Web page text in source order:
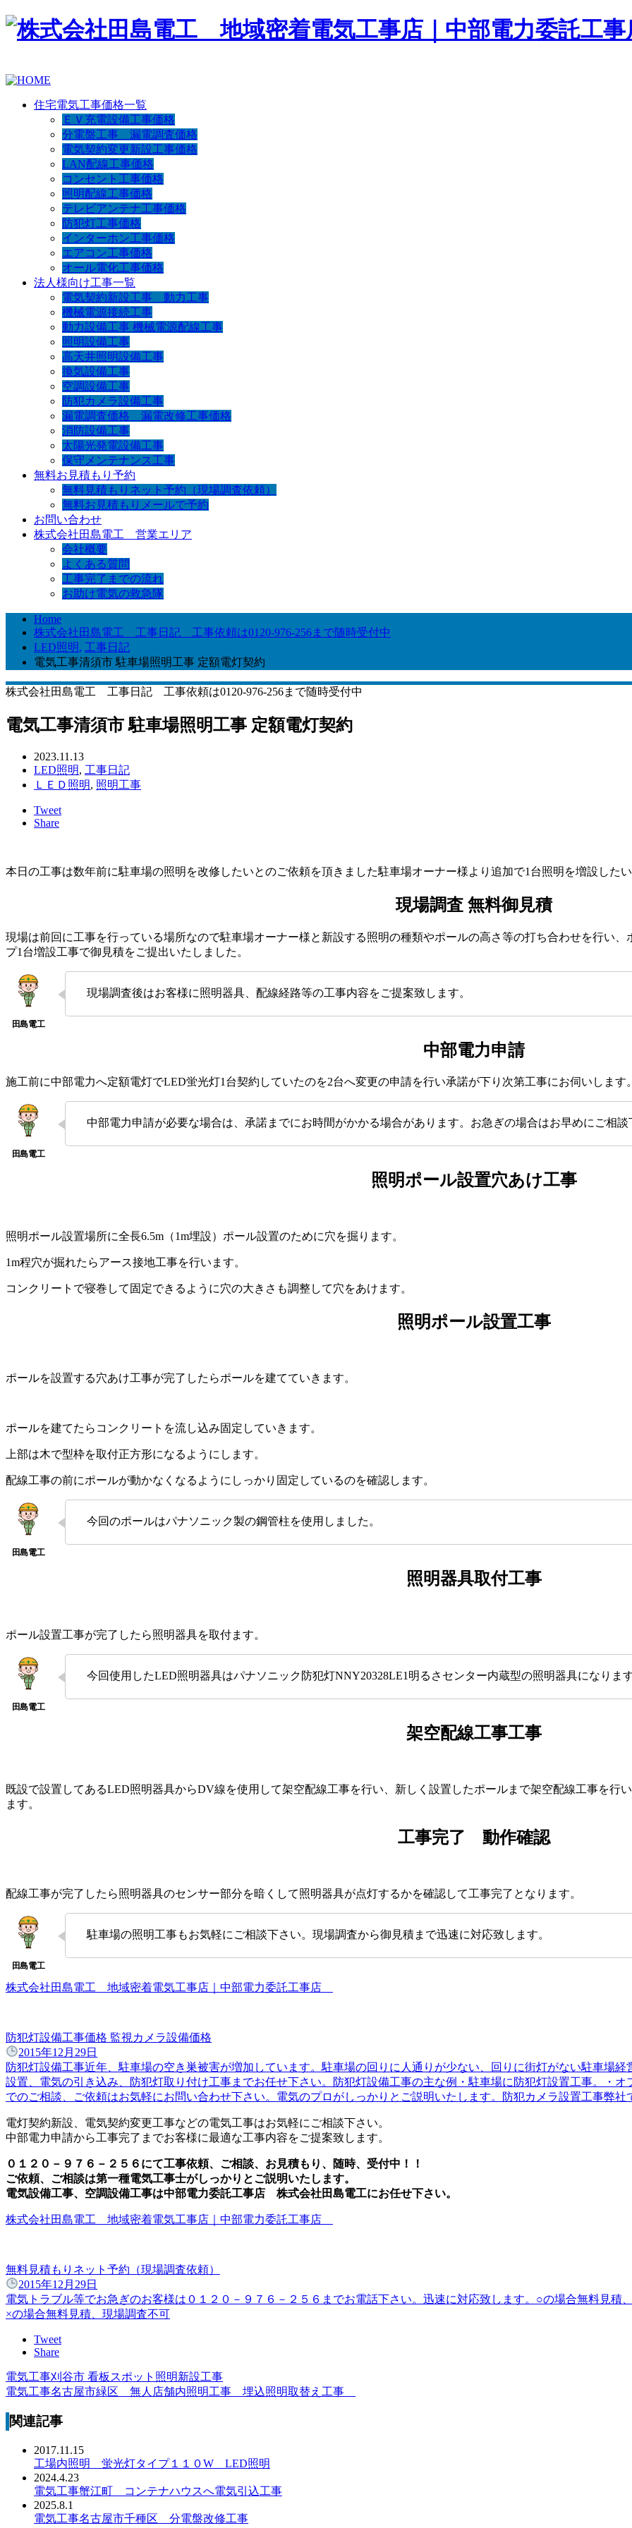
住宅電気工事価格一覧
ＥＶ充電設備工事価格
分電盤工事 漏電調査価格
電気契約変更新設工事価格
LAN配線工事価格
コンセント工事価格
照明配線工事価格
テレビアンテナ工事価格
防犯灯工事価格
インターホン工事価格
エアコン工事価格
オール電化工事価格
法人様向け工事一覧
電気契約新設工事 動力工事
機械電源接続工事
動力設備工事 機械電源配線工事
照明設備工事
高天井照明設備工事
換気設備工事
空調設備工事
防犯カメラ設備工事
漏電調査価格 漏電改修工事価格
消防設備工事
太陽光発電設備工事
保守メンテナンス工事
無料お見積もり予約
無料見積もりネット予約（現場調査依頼）
無料お見積もりメールで予約
お問い合わせ
株式会社田島電工 営業エリア
会社概要
よくある質問
工事完了までの流れ
お助け電気の救急隊
Home
株式会社田島電工 工事日記 工事依頼は0120-976-256まで随時受付中
LED照明, 工事日記
電気工事清須市 駐車場照明工事 定額電灯契約
株式会社田島電工 工事日記 工事依頼は0120-976-256まで随時受付中
電気工事清須市 駐車場照明工事 定額電灯契約
2023.11.13
LED照明, 工事日記
ＬＥＤ照明, 照明工事
Tweet
Share
本日の工事は数年前に駐車場の照明を改修したいとのご依頼を頂きました駐車場オーナー様より追加で1台照明を増設した
現場調査 無料御見積
現場は前回に工事を行っている場所なので駐車場オーナー様と新設する照明の種類やポールの高さ等の打ち合わせを行い
プ1台増設工事で御見積をご提出いたしました。
現場調査後はお客様に照明器具、配線経路等の工事内容をご提案致します。
中部電力申請
施工前に中部電力へ定額電灯でLED蛍光灯1台契約していたのを2台へ変更の申請を行い承諾が下り次第工事にお伺いします。
中部電力申請が必要な場合は、承諾までにお時間がかかる場合があります。お急ぎの場合はお早めにご相談
照明ポール設置穴あけ工事
照明ポール設置場所に全長6.5m（1m埋設）ポール設置のために穴を掘ります。
1m程穴が掘れたらアース接地工事を行います。
コンクリートで寝巻して固定できるように穴の大きさも調整して穴をあけます。
照明ポール設置工事
ポールを設置する穴あけ工事が完了したらポールを建てていきます。
ポールを建てたらコンクリートを流し込み固定していきます。
上部は木で型枠を取付正方形になるようにします。
配線工事の前にポールが動かなくなるようにしっかり固定しているのを確認します。
今回のポールはパナソニック製の鋼管柱を使用しました。
照明器具取付工事
ポール設置工事が完了したら照明器具を取付ます。
今回使用したLED照明器具はパナソニック防犯灯NNY20328LE1明るさセンター内蔵型の照明器具になります
架空配線工事工事
既設で設置してあるLED照明器具からDV線を使用して架空配線工事を行い、新しく設置したポールまで架空配線工事を行
ます。
工事完了 動作確認
配線工事が完了したら照明器具のセンサー部分を暗くして照明器具が点灯するかを確認して工事完了となります。
駐車場の照明工事もお気軽にご相談下さい。現場調査から御見積まで迅速に対応致します。
株式会社田島電工 地域密着電気工事店｜中部電力委託工事店
防犯灯設備工事価格 監視カメラ設備価格
2015年12月29日
防犯灯設備工事近年、駐車場の空き巣被害が増加しています。駐車場の回りに人通りが少ない、回りに街灯がない駐車場
設置、電気の引き込み、防犯灯取り付け工事までお任せ下さい。防犯灯設備工事の主な例・駐車場に防犯灯設置工事。・
でのご相談、ご依頼はお気軽にお問い合わせ下さい。電気のプロがしっかりとご説明いたします。防犯カメラ設置工事弊
電灯契約新設、電気契約変更工事などの電気工事はお気軽にご相談下さい。
中部電力申請から工事完了までお客様に最適な工事内容をご提案致します。
０１２０－９７６－２５６にて工事依頼、ご相談、お見積もり、随時、受付中！！
ご依頼、ご相談は第一種電気工事士がしっかりとご説明いたします。
電気設備工事、空調設備工事は中部電力委託工事店 株式会社田島電工にお任せ下さい。
株式会社田島電工 地域密着電気工事店｜中部電力委託工事店
無料見積もりネット予約（現場調査依頼）
2015年12月29日
電気トラブル等でお急ぎのお客様は０１２０－９７６－２５６までお電話下さい。迅速に対応致します。○の場合無料見
×の場合無料見積、現場調査不可
Tweet
Share
電気工事刈谷市 看板スポット照明新設工事
電気工事名古屋市緑区 無人店舗内照明工事 埋込照明取替え工事
関連記事
2017.11.15
工場内照明 蛍光灯タイプ１１０W LED照明
2024.4.23
電気工事蟹江町 コンテナハウスへ電気引込工事
2025.8.1
電気工事名古屋市千種区 分電盤改修工事